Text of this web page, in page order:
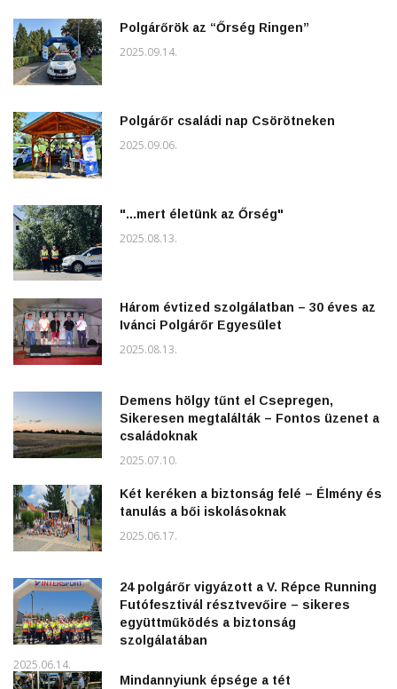
Polgárőrök az “Őrség Ringen”
2025.09.14.
Polgárőr családi nap Csörötneken
2025.09.06.
"...mert életünk az Őrség"
2025.08.13.
Három évtized szolgálatban – 30 éves az
Ivánci Polgárőr Egyesület
2025.08.13.
Demens hölgy tűnt el Csepregen,
Sikeresen megtalálták – Fontos üzenet a
családoknak
2025.07.10.
Két keréken a biztonság felé – Élmény és
tanulás a bői iskolásoknak
2025.06.17.
24 polgárőr vigyázott a V. Répce Running
Futófesztivál résztvevőire – sikeres
együttműködés a biztonság
szolgálatában
2025.06.14.
Mindannyiunk épsége a tét